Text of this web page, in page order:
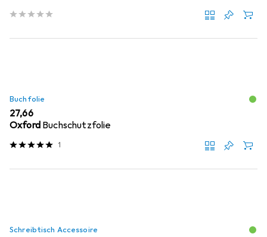
Buchfolie
EUR
27,66
Oxford Buchschutzfolie
1
Schreibtisch Accessoire